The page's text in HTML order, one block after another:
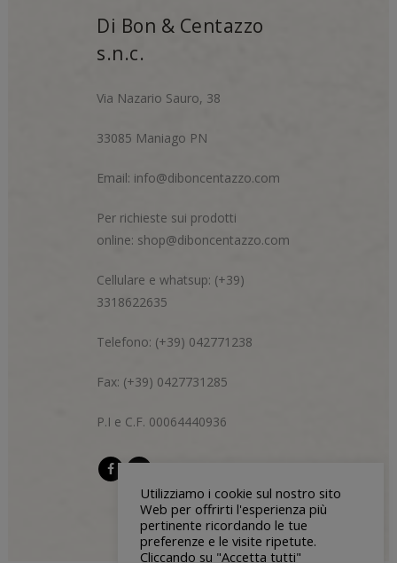
Di Bon & Centazzo
s.n.c.
Via Nazario Sauro, 38
33085 Maniago PN
Email: info@diboncentazzo.com
Per richieste sui prodotti
online: shop@diboncentazzo.com
Cellulare e whatsup: (+39)
3318622635
Telefono: (+39) 042771238
Fax: (+39) 0427731285
P.I e C.F. 00064440936
Utilizziamo i cookie sul nostro sito
Web per offrirti l'esperienza più
pertinente ricordando le tue
preferenze e le visite ripetute.
Cliccando su "Accetta tutti"